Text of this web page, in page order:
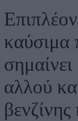
καύσιμα
αλλού
βενζίνης